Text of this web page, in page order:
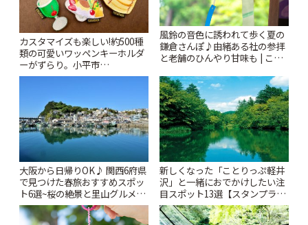
カスタマイズも楽しい!約500種
類の可愛いワッペンキーホルダ
ーがずらり。小平市
「Kimamaya T&K」 | ことりっ
風鈴の音色に誘われて歩く夏の
鎌倉さんぽ♪由緒ある社の参拝
と老舗のひんやり甘味も | こと
大阪から日帰りOK♪ 関西6府県
で見つけた春旅おすすめスポッ
ト6選~桜の絶景と里山グルメや
秘密にしたい穴場まで~ | ことり
っぷ
新しくなった「ことりっぷ軽井
沢」と一緒におでかけしたい注
目スポット13選【スタンプラリ
ー開催中】 | ことりっぷ